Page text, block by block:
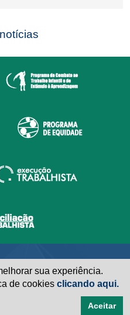
sua experiência.
de cookies clicando aqui.
Aceitar